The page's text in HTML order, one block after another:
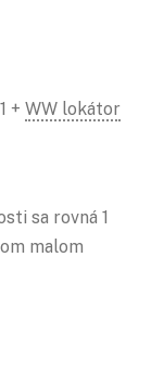
+ WW lokátor
sa rovná 1
malom